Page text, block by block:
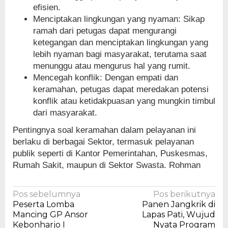
efisien.
Menciptakan lingkungan yang nyaman: Sikap
ramah dari petugas dapat mengurangi
ketegangan dan menciptakan lingkungan yang
lebih nyaman bagi masyarakat, terutama saat
menunggu atau mengurus hal yang rumit.
Mencegah konflik: Dengan empati dan
keramahan, petugas dapat meredakan potensi
konflik atau ketidakpuasan yang mungkin timbul
dari masyarakat.
Pentingnya soal keramahan dalam pelayanan ini
berlaku di berbagai Sektor, termasuk pelayanan
publik seperti di Kantor Pemerintahan, Puskesmas,
Rumah Sakit, maupun di Sektor Swasta. Rohman
Navigasi
pos
Pos sebelumnya
Peserta Lomba
Mancing GP Ansor
Kebonharjo I
Pos berikutnya
Panen Jangkrik di
Lapas Pati, Wujud
Nyata Program